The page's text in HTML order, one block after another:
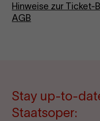
Hinweise zur Ticket-
AGB
Stay up-to-
Staatsoper: